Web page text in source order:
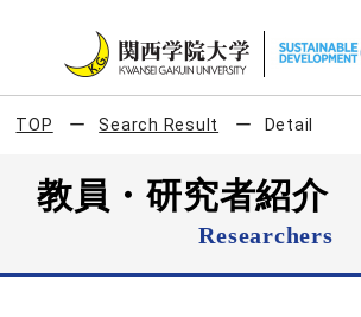
TOP Search Result Detail
教員・研究者紹介
Researchers